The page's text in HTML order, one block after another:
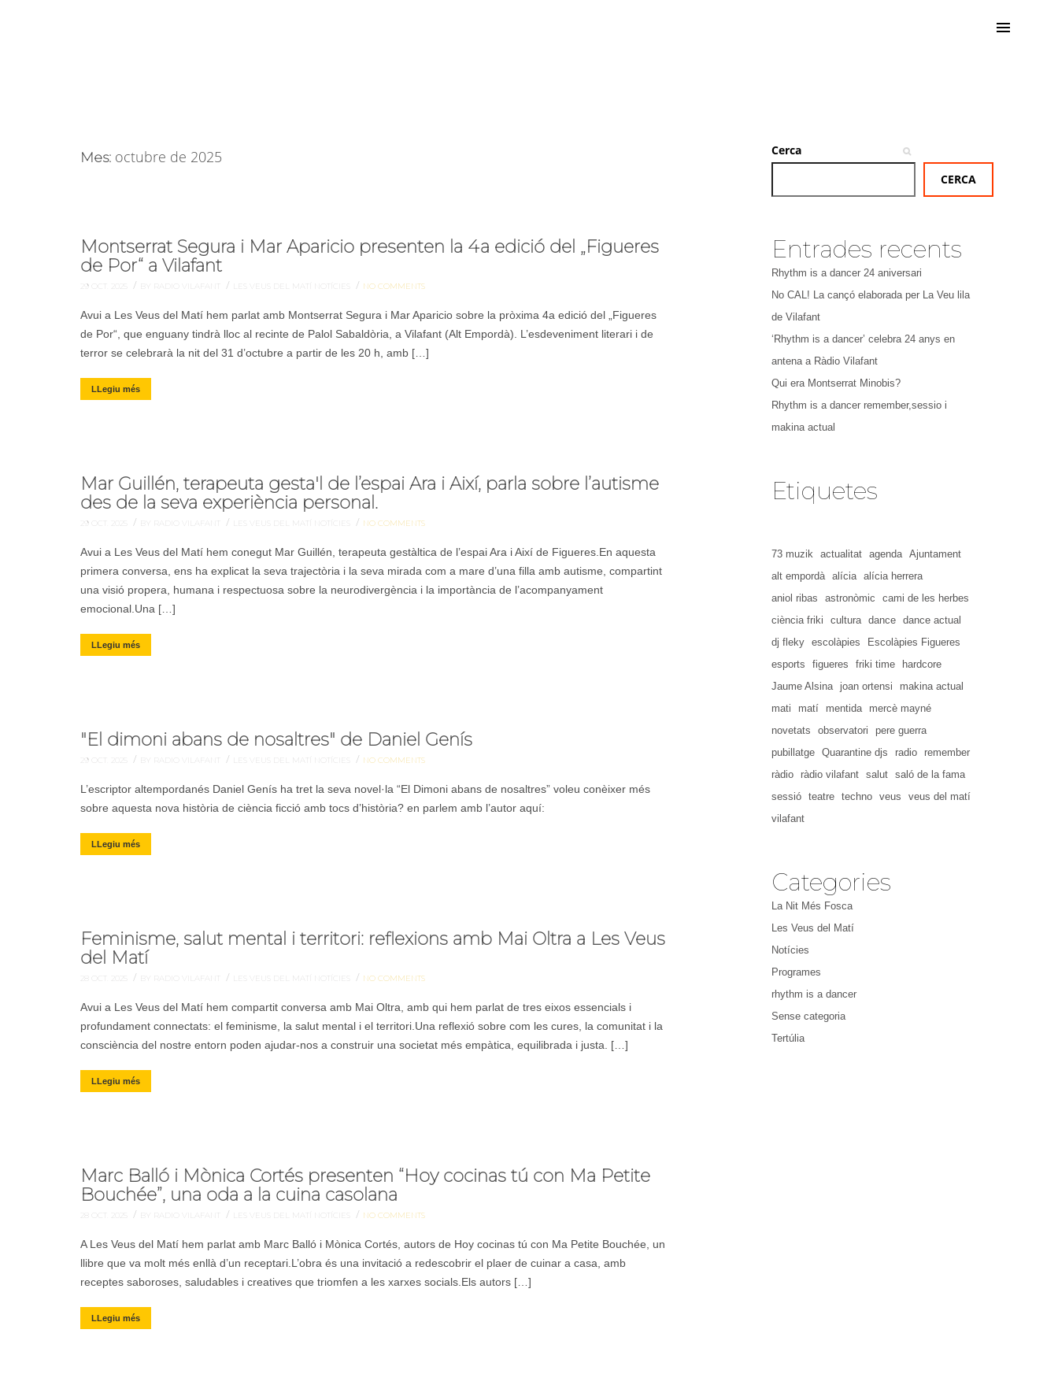
Mes: octubre de 2025
Montserrat Segura i Mar Aparicio presenten la 4a edició del „Figueres
de Por“ a Vilafant
29 OCT. 2025 / BY RADIO VILAFANT / LES VEUS DEL MATÍ NOTÍCIES / NO COMMENTS
Avui a Les Veus del Matí hem parlat amb Montserrat Segura i Mar Aparicio sobre la pròxima 4a edició del „Figueres
de Por“, que enguany tindrà lloc al recinte de Palol Sabaldòria, a Vilafant (Alt Empordà). L’esdeveniment literari i de
terror se celebrarà la nit del 31 d’octubre a partir de les 20 h, amb […]
LLegiu més
Mar Guillén, terapeuta gesta'l de l’espai Ara i Així, parla sobre l’autisme
des de la seva experiència personal.
29 OCT. 2025 / BY RADIO VILAFANT / LES VEUS DEL MATÍ NOTÍCIES / NO COMMENTS
Avui a Les Veus del Matí hem conegut Mar Guillén, terapeuta gestàltica de l’espai Ara i Així de Figueres.En aquesta
primera conversa, ens ha explicat la seva trajectòria i la seva mirada com a mare d’una filla amb autisme, compartint
una visió propera, humana i respectuosa sobre la neurodivergència i la importància de l’acompanyament
emocional.Una […]
LLegiu més
"El dimoni abans de nosaltres" de Daniel Genís
29 OCT. 2025 / BY RADIO VILAFANT / LES VEUS DEL MATÍ NOTÍCIES / NO COMMENTS
L’escriptor altempordanés Daniel Genís ha tret la seva novel·la “El Dimoni abans de nosaltres” voleu conèixer més
sobre aquesta nova història de ciència ficció amb tocs d’història? en parlem amb l’autor aquí:
LLegiu més
Feminisme, salut mental i territori: reflexions amb Mai Oltra a Les Veus
del Matí
28 OCT. 2025 / BY RADIO VILAFANT / LES VEUS DEL MATÍ NOTÍCIES / NO COMMENTS
Avui a Les Veus del Matí hem compartit conversa amb Mai Oltra, amb qui hem parlat de tres eixos essencials i
profundament connectats: el feminisme, la salut mental i el territori.Una reflexió sobre com les cures, la comunitat i la
consciència del nostre entorn poden ajudar-nos a construir una societat més empàtica, equilibrada i justa. […]
LLegiu més
Marc Balló i Mònica Cortés presenten “Hoy cocinas tú con Ma Petite
Bouchée”, una oda a la cuina casolana
28 OCT. 2025 / BY RADIO VILAFANT / LES VEUS DEL MATÍ NOTÍCIES / NO COMMENTS
A Les Veus del Matí hem parlat amb Marc Balló i Mònica Cortés, autors de Hoy cocinas tú con Ma Petite Bouchée, un
llibre que va molt més enllà d’un receptari.L’obra és una invitació a redescobrir el plaer de cuinar a casa, amb
receptes saboroses, saludables i creatives que triomfen a les xarxes socials.Els autors […]
LLegiu més
Cerca
CERCA
Entrades recents
Rhythm is a dancer 24 aniversari
No CAL! La cançó elaborada per La Veu lila
de Vilafant
‘Rhythm is a dancer’ celebra 24 anys en
antena a Ràdio Vilafant
Qui era Montserrat Minobis?
Rhythm is a dancer remember,sessio i
makina actual
Etiquetes
73 muzik actualitat agenda
Ajuntament
alt empordà
alícia
alícia herrera
aniol ribas
astronòmic
cami de les herbes
ciència friki
cultura dance
dance actual
dj fleky
escolàpies
Escolàpies Figueres
esports
figueres friki time
hardcore
Jaume Alsina
joan ortensi
makina actual
mati
matí mentida
mercè mayné
novetats
observatori
pere guerra
pubillatge
Quarantine djs radio
remember
ràdio
ràdio vilafant salut
saló de la fama
sessió
teatre techno veus
veus del matí
vilafant
Categories
La Nit Més Fosca
Les Veus del Matí
Notícies
Programes
rhythm is a dancer
Sense categoria
Tertúlia